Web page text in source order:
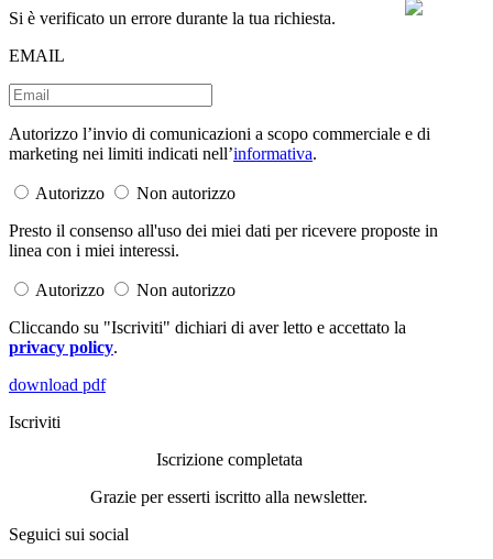
Si è verificato un errore durante la tua richiesta.
EMAIL
Autorizzo l’invio di comunicazioni a scopo commerciale e di
marketing nei limiti indicati nell’informativa.
Autorizzo
Non autorizzo
Presto il consenso all'uso dei miei dati per ricevere proposte in
linea con i miei interessi.
Autorizzo
Non autorizzo
Cliccando su "Iscriviti" dichiari di aver letto e accettato la
privacy policy.
download pdf
Iscriviti
Iscrizione completata
Grazie per esserti iscritto alla newsletter.
Seguici sui social